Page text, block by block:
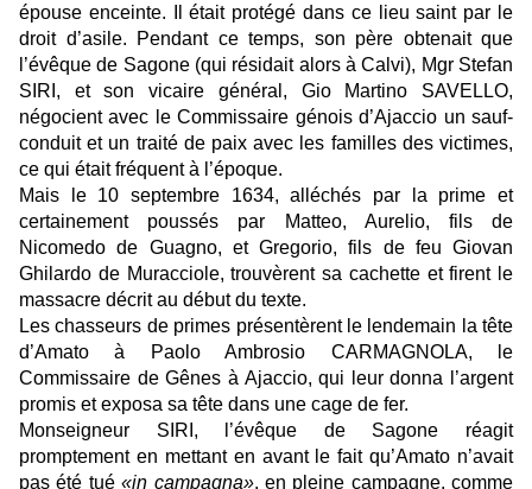
épouse enceinte. Il était protégé dans ce lieu saint par le
droit d’asile. Pendant ce temps, son père obtenait que
l’évêque de Sagone (qui résidait alors à Calvi), Mgr Stefan
SIRI, et son vicaire général, Gio Martino SAVELLO,
négocient avec le Commissaire génois d’Ajaccio un sauf-
conduit et un traité de paix avec les familles des victimes,
ce qui était fréquent à l’époque.
Mais le 10 septembre 1634, alléchés par la prime et
certainement poussés par Matteo, Aurelio, fils de
Nicomedo de Guagno, et Gregorio, fils de feu Giovan
Ghilardo de Muracciole, trouvèrent sa cachette et firent le
massacre décrit au début du texte.
Les chasseurs de primes présentèrent le lendemain la tête
d’Amato à Paolo Ambrosio CARMAGNOLA, le
Commissaire de Gênes à Ajaccio, qui leur donna l’argent
promis et exposa sa tête dans une cage de fer.
Monseigneur SIRI, l’évêque de Sagone réagit
promptement en mettant en avant le fait qu’Amato n’avait
pas été tué«in campagna», en pleine campagne, comme